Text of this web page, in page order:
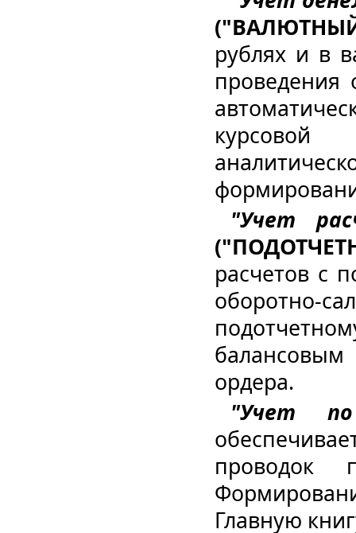
рублях и в
проведения
"Учет
расчетов с
оборотно-
ордера.
"Учет
проводок
Главную